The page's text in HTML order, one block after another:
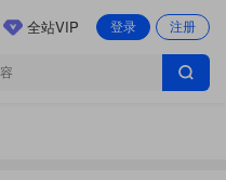
登录 注册
全站VIP